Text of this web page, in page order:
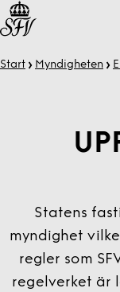
Start Myndigheten
Statens
myndighet
regler som
regelverket är